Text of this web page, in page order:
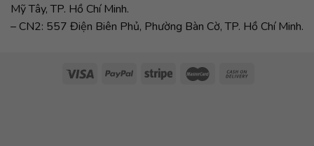
Mỹ Tây, TP. Hồ Chí Minh.
– CN2: 557 Điện Biên Phủ, Phường Bàn Cờ, TP. Hồ Chí Minh.